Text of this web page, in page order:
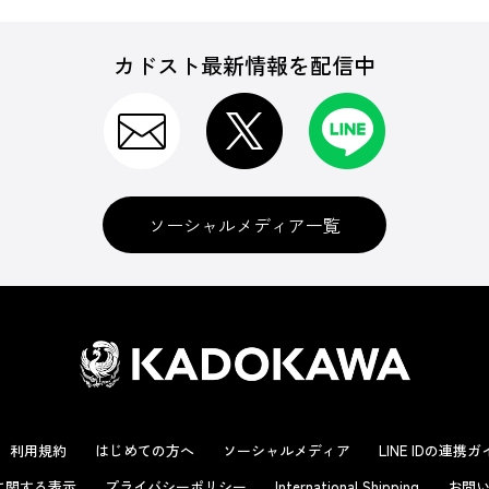
カドスト最新情報を配信中
ソーシャルメディア一覧
利用規約 はじめての方へ ソーシャルメディア LINE IDの連携ガ